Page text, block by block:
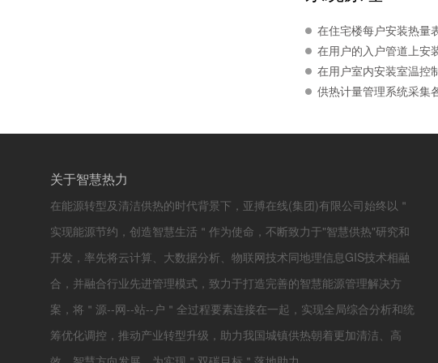
在住宅楼每户安装热量
在用户的入户管道上安
在用户室内安装室温控
供热计量管理系统采集